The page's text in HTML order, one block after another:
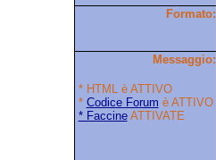
Formato:
Messaggio:
* HTML è ATTIVO
* Codice Forum è ATTIVO
* FaccineATTIVATE